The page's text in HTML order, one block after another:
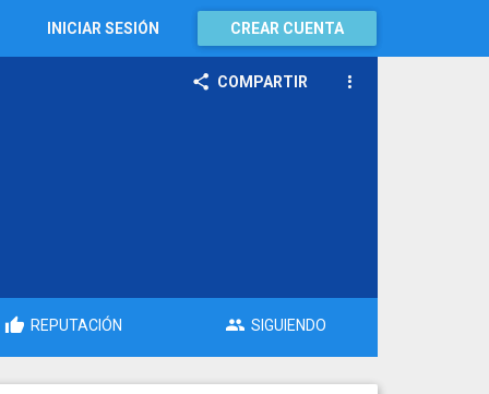
INICIAR SESIÓN CREAR CUENTA
COMPARTIR
REPUTACIÓN SIGUIENDO